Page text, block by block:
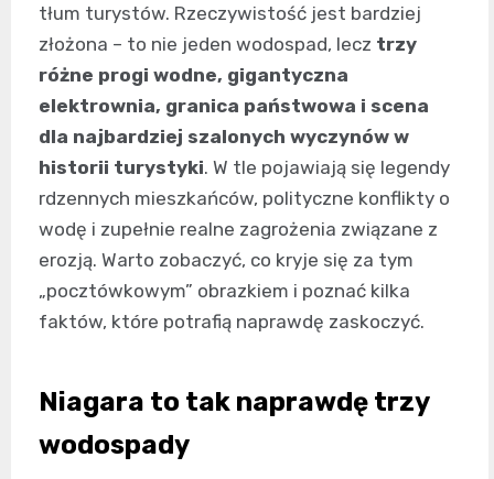
tłum turystów. Rzeczywistość jest bardziej
złożona – to nie jeden wodospad, lecz trzy
różne progi wodne, gigantyczna
elektrownia, granica państwowa i scena
dla najbardziej szalonych wyczynów w
historii turystyki. W tle pojawiają się legendy
rdzennych mieszkańców, polityczne konflikty o
wodę i zupełnie realne zagrożenia związane z
erozją. Warto zobaczyć, co kryje się za tym
„pocztówkowym” obrazkiem i poznać kilka
faktów, które potrafią naprawdę zaskoczyć.
Niagara to tak naprawdę trzy
wodospady